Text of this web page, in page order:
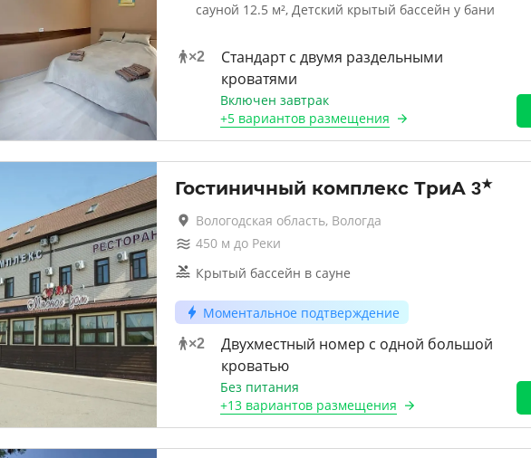
сауной 12.5 м², Детский крытый бассейн у бани
×2
Стандарт с двумя раздельными
кроватями
Включен завтрак
+5 вариантовразмещения
Гостиничный комплекс ТриА 3★
Вологодская область, Вологда
450м до Реки
Крытый бассейн в сауне
Моментальное подтверждение
×2
Двухместный номер с одной большой
кроватью
Без питания
+13 вариантовразмещения